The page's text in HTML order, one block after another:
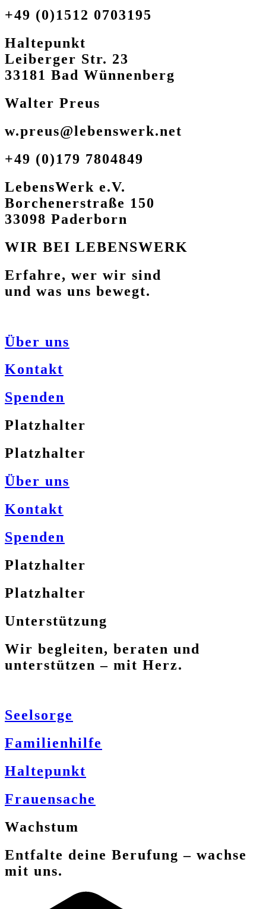
+49 (0)1512 0703195
Haltepunkt
Leiberger Str. 23
33181 Bad Wünnenberg
Walter Preus
w.preus@lebenswerk.net
+49 (0)179 7804849
LebensWerk e.V.
Borchenerstraße 150
33098 Paderborn
WIR BEI LEBENSWERK
Erfahre, wer wir sind
und was uns bewegt.
Über uns
Kontakt
Spenden
Platzhalter
Platzhalter
Über uns
Kontakt
Spenden
Platzhalter
Platzhalter
Unterstützung
Wir begleiten, beraten und
unterstützen – mit Herz.
Seelsorge
Familienhilfe
Haltepunkt
Frauensache
Wachstum
Entfalte deine Berufung – wachse
mit uns.